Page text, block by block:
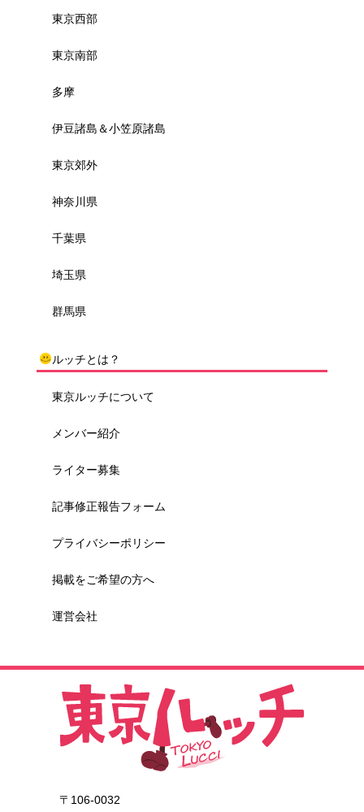
東京西部
東京南部
多摩
伊豆諸島＆小笠原諸島
東京郊外
神奈川県
千葉県
埼玉県
群馬県
ルッチとは？
東京ルッチについて
メンバー紹介
ライター募集
記事修正報告フォーム
プライバシーポリシー
掲載をご希望の方へ
運営会社
〒106-0032